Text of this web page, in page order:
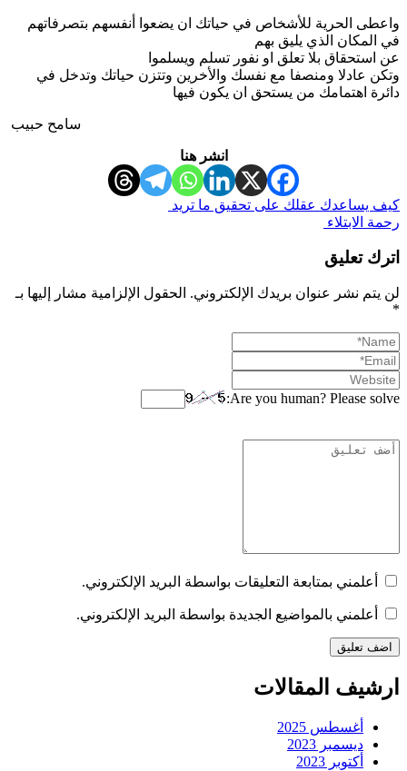
واعطى الحرية للأشخاص في حياتك ان يضعوا أنفسهم بتصرفاتهم
في المكان الذي يليق بهم
عن استحقاق بلا تعلق او نفور تسلم ويسلموا
وتكن عادلا ومنصفا مع نفسك والأخرين وتتزن حياتك وتدخل في
دائرة اهتمامك من يستحق ان يكون فيها
سامح حبيب
انشر هنا
كيف يساعدك عقلك على تحقيق ما تريد
رحمة الابتلاء
اترك تعليق
لن يتم نشر عنوان بريدك الإلكتروني. الحقول الإلزامية مشار إليها بـ
*
Are you human? Please solve:
أعلمني بمتابعة التعليقات بواسطة البريد الإلكتروني.
أعلمني بالمواضيع الجديدة بواسطة البريد الإلكتروني.
ارشيف المقالات
أغسطس 2025
ديسمبر 2023
أكتوبر 2023